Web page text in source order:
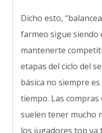
Dicho esto,
farmeo sigue siendo
mantenerte
etapas del ciclo del
básica no siempre
tiempo. Las compras
suelen tener mucho
los jugadores top ya